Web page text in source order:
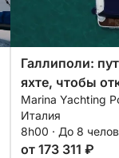
Галлиполи:
яхте, чтобы
его скрытые
Marina Yachting
Италия
8h00 · До 8
от 173 311 ₽